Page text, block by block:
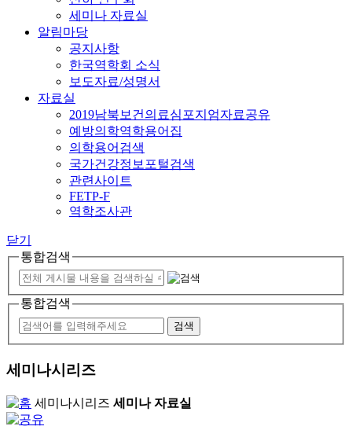
세미나 자료실
알림마당
공지사항
한국역학회 소식
보도자료/성명서
자료실
2019남북보건의료심포지엄자료공유
예방의학역학용어집
의학용어검색
국가건강정보포털검색
관련사이트
FETP-F
역학조사관
닫기
통합검색
통합검색
세미나시리즈
세미나시리즈 세미나 자료실